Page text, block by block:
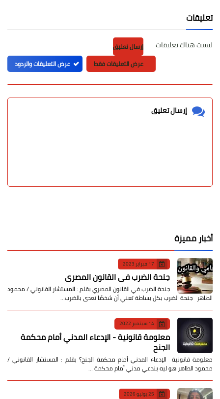
تعليقات
ليست هناك تعليقات
إرسال تعليق
عرض التعليقات فقط
عرض التعليقات والردود
إرسال تعليق
أخبار مميزة
17 فبراير 2023
جنحة الضرب في القانون المصري
جنحة الضرب في القانون المصري بقلم : المستشار القانوني / محمود
الطاهر جنحة الضرب بكل بساطة تعني أن شخصًا تعدى بالضرب…
14 سبتمبر 2022
معلومة قانونية - الإدعاء المدني أمام محكمة
الجنح
معلومة قانونية الإدعاء المدني أمام محكمة الجنح؟ بقلم : المستشار القانوني /
محمود الطاهر هو ليه بندعي مدني أمام محكمة …
25 يوليو 2026